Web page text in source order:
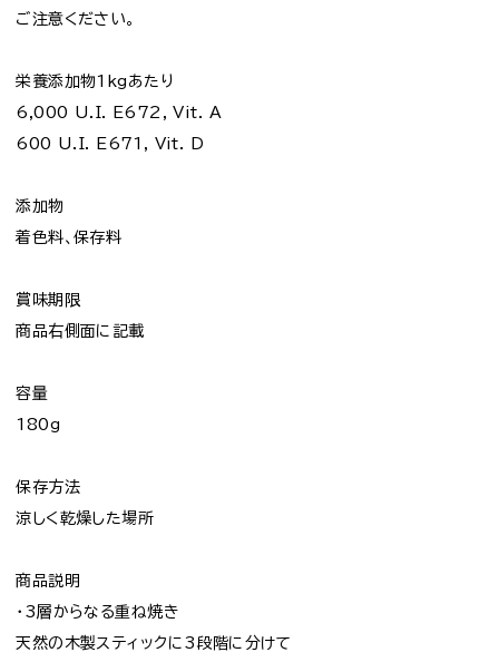
ご注意ください。
栄養添加物1kgあたり
6,000 U.I. E672, Vit. A
600 U.I. E671, Vit. D
添加物
着色料、保存料
賞味期限
商品右側面に記載
容量
180g
保存方法
涼しく乾燥した場所
商品説明
・3層からなる重ね焼き
天然の木製スティックに3段階に分けて